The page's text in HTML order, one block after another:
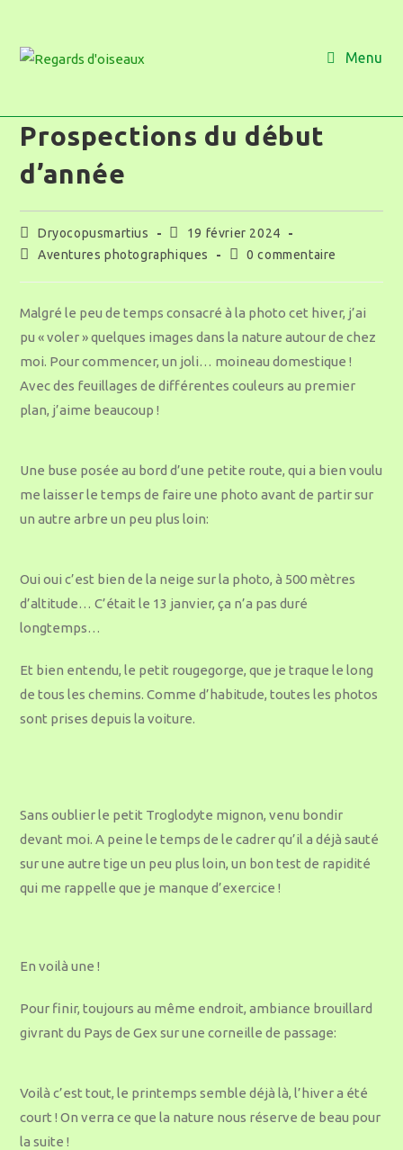
Menu
Prospections du début
d’année
Dryocopusmartius
19 février 2024
Aventures photographiques
0 commentaire
Malgré le peu de temps consacré à la photo cet hiver, j’ai
pu « voler » quelques images dans la nature autour de chez
moi. Pour commencer, un joli… moineau domestique !
Avec des feuillages de différentes couleurs au premier
plan, j’aime beaucoup !
Une buse posée au bord d’une petite route, qui a bien voulu
me laisser le temps de faire une photo avant de partir sur
un autre arbre un peu plus loin:
Oui oui c’est bien de la neige sur la photo, à 500 mètres
d’altitude… C’était le 13 janvier, ça n’a pas duré
longtemps…
Et bien entendu, le petit rougegorge, que je traque le long
de tous les chemins. Comme d’habitude, toutes les photos
sont prises depuis la voiture.
Sans oublier le petit Troglodyte mignon, venu bondir
devant moi. A peine le temps de le cadrer qu’il a déjà sauté
sur une autre tige un peu plus loin, un bon test de rapidité
qui me rappelle que je manque d’exercice !
En voilà une !
Pour finir, toujours au même endroit, ambiance brouillard
givrant du Pays de Gex sur une corneille de passage:
Voilà c’est tout, le printemps semble déjà là, l’hiver a été
court ! On verra ce que la nature nous réserve de beau pour
la suite !